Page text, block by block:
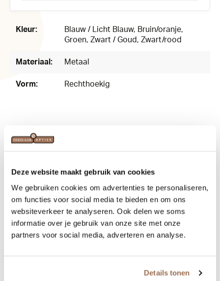
Deze website maakt gebruik van cookies
We gebruiken cookies om advertenties te personaliseren,
om functies voor social media te bieden en om ons
websiteverkeer te analyseren. Ook delen we soms
informatie over je gebruik van onze site met onze
partners voor social media, adverteren en analyse.
Details tonen
Kleur:
Blauw / Licht Blauw, Bruin/oranje,
Groen, Zwart / Goud, Zwart/rood
Materiaal: Metaal
Vorm: Rechthoekig
Related products